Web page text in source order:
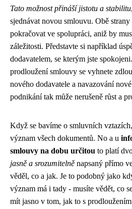
Tato možnost přináší jistotu a stabilitu
sjednávat novou smlouvu. Obě
pokračovat ve spolupráci, aniž by
záležitosti. Představte si například
dodavatelem, se kterým jste
prodloužení smlouvy se vyhnete
nového dodavatele a navazování
podnikání tak může nerušeně růst a
Když se bavíme o smluvních
význam všech dokumentů. No a u
smlouvy na dobu určitou to platí
jasně a srozumitelně napsaný přímo
věděl, co a jak. Je to podobný jako
význam má i tady - musíte vědět, co
mít jasno v tom, jak to s